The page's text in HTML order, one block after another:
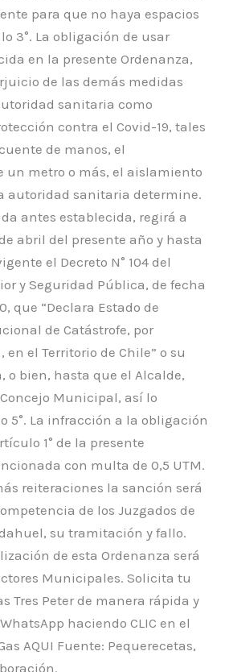
para que no haya espacios
3°. La obligación de usar
en la presente Ordenanza,
de las demás medidas
sanitaria como
contra el Covid-19, tales
de manos, el
metro o más, el aislamiento
autoridad sanitaria determine.
antes establecida, regirá a
abril del presente año y hasta
el Decreto N° 104 del
y Seguridad Pública, de fecha
que “Declara Estado de
de Catástrofe, por
el Territorio de Chile” o su
o bien, hasta que el Alcalde,
Municipal, así lo
La infracción a la obligación
1° de la presente
con multa de 0,5 UTM.
reiteraciones la sanción será
de los Juzgados de
su tramitación y fallo.
de esta Ordenanza será
Municipales. Solicita tu
Tres Peter de manera rápida y
haciendo CLIC en el
AQUI Fuente: Pequerecetas,